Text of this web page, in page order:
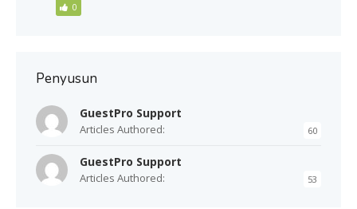
0
Penyusun
GuestPro Support
Articles Authored: 60
GuestPro Support
Articles Authored: 53